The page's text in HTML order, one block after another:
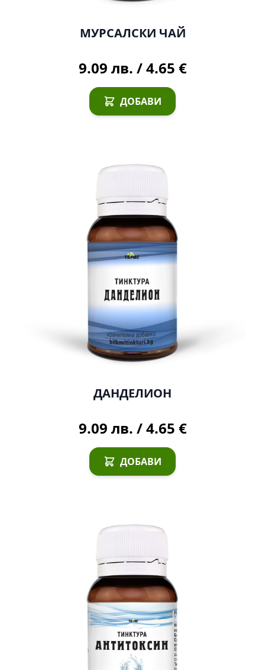
МУРСАЛСКИ ЧАЙ
9.09 лв. /4.65 €
ДОБАВИ
ДАНДЕЛИОН
9.09 лв. /4.65 €
ДОБАВИ